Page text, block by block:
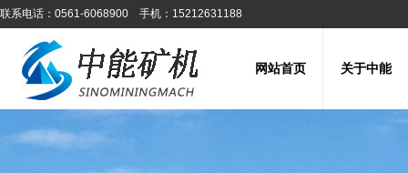
联系电话：0561-6068900 手机：15212631188
网站首页 关于中能